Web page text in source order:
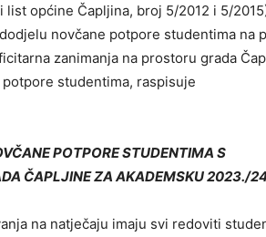
list općine Čapljina, broj 5/2012 i 5/
novčane potpore studentima na
zanimanja na prostoru grada
studentima, raspisuje
POTPORE STUDENTIMA S
ČAPLJINE ZA AKADEMSKU 2023./
na natječaju imaju svi redoviti